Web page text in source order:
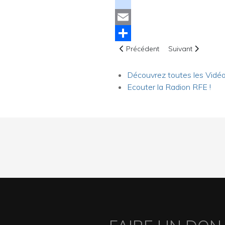
instagram
Email
Share
Article précédent : Bio Lord
Précédent Article suivant :
Suivant
Découvrez toutes les
Ecouter la Radion RFE !